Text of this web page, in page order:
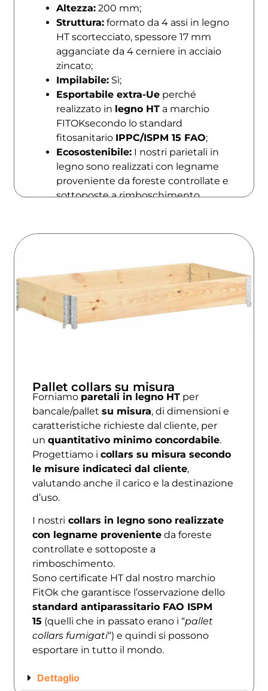
Altezza: 200 mm;
Struttura: formato da 4 assi in legno
HT scortecciato, spessore 17 mm
agganciate da 4 cerniere in acciaio
zincato;
Impilabile: Sì;
Esportabile extra-Ue perché
realizzato in legno HT a marchio
FITOKsecondo lo standard
fitosanitario IPPC/ISPM 15 FAO;
Ecosostenibile: I nostri parietali in
legno sono realizzati con legname
proveniente da foreste controllate e
sottoposte a rimboschimento.
Pallet collars su misura
Forniamo paretali in legno HT per
bancale/palletsu misura, di dimensioni e
caratteristiche richieste dal cliente, per
unquantitativo minimo concordabile.
Progettiamo icollars su misura secondo
le misure indicateci dal cliente,
valutando anche il carico e la destinazione
d’uso.
I nostri collars in legno sono realizzate
con legname proveniente da foreste
controllate e sottoposte a
rimboschimento.
Sono certificate HT dal nostro marchio
FitOk che garantisce l’osservazione dello
standard antiparassitario FAO ISPM
15 (quelli che in passato erano i “pallet
collars fumigati“) e quindi si possono
esportare in tutto il mondo.
Dettaglio